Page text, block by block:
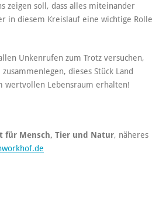
zeigen soll, dass alles miteinander
in diesem Kreislauf eine wichtige Rolle
Unkenrufen zum Trotz versuchen,
dieses Stück Land
wertvollen Lebensraum erhalten!
für Mensch, Tier und Natur, näheres